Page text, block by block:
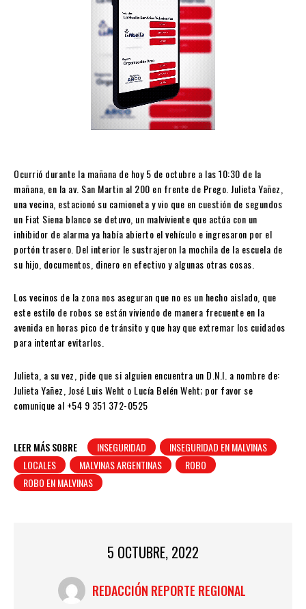
Ocurrió durante la mañana de hoy 5 de octubre a las 10:30 de la
mañana, en la av. San Martin al 200 en frente de Prego. Julieta Yañez,
una vecina, estacionó su camioneta y vio que en cuestión de segundos
un Fiat Siena blanco se detuvo, un malviviente que actúa con un
inhibidor de alarma ya había abierto el vehículo e ingresaron por el
portón trasero. Del interior le sustrajeron la mochila de la escuela de
su hijo, documentos, dinero en efectivo y algunas otras cosas.
Los vecinos de la zona nos aseguran que no es un hecho aislado, que
este estilo de robos se están viviendo de manera frecuente en la
avenida en horas pico de tránsito y que hay que extremar los cuidados
para intentar evitarlos.
Julieta, a su vez, pide que si alguien encuentra un D.N.I. a nombre de:
Julieta Yañez, José Luis Weht o Lucía Belén Weht; por favor se
comunique al +54 9 351 372-0525
LEER MÁS SOBRE INSEGURIDAD
INSEGURIDAD EN MALVINAS
LOCALES
MALVINAS ARGENTINAS
ROBO
ROBO EN MALVINAS
5 OCTUBRE, 2022
REDACCIÓN REPORTE REGIONAL